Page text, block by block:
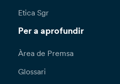
Etica Sgr
Per a aprofundir
Àrea de Premsa
Glossari